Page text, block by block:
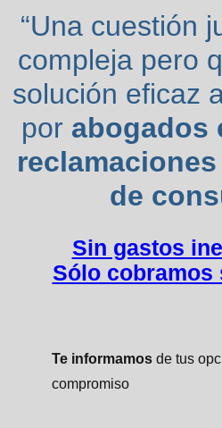
“Una cuestión
compleja pero
solución eficaz
por abogados
de
Sin gastos
Sólo cobramos
Te informamos de tus
compromiso